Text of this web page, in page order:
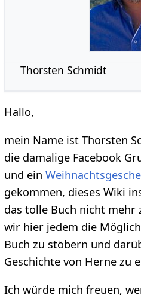
Thorsten Schmidt
Hallo,
mein Name ist Thorsten
die damalige Facebook
und ein
gekommen, dieses Wiki
das tolle Buch nicht mehr
wir hier jedem die
Buch zu stöbern und
Geschichte von Herne zu
Ich würde mich freuen,